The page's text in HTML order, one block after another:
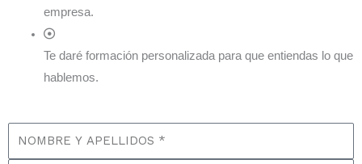
empresa.
Te daré formación personalizada para que entiendas lo que
hablemos.